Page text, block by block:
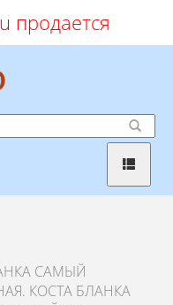
продается
САМЫЙ
КОСТА БЛАНКА